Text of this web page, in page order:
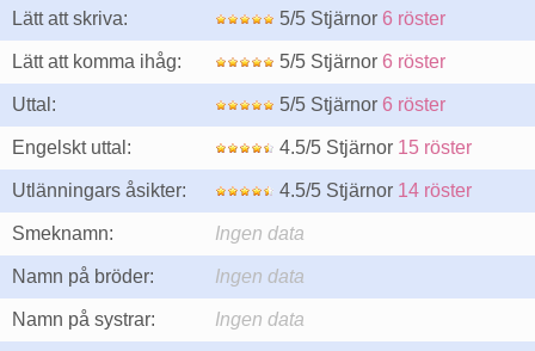
Lätt att skriva: 5/5 Stjärnor 6 röster
Lätt att komma ihåg: 5/5 Stjärnor 6 röster
Uttal: 5/5 Stjärnor 6 röster
Engelskt uttal: 4.5/5 Stjärnor 15 röster
Utlänningars åsikter: 4.5/5 Stjärnor 14 röster
Smeknamn: Ingen data
Namn på bröder: Ingen data
Namn på systrar: Ingen data